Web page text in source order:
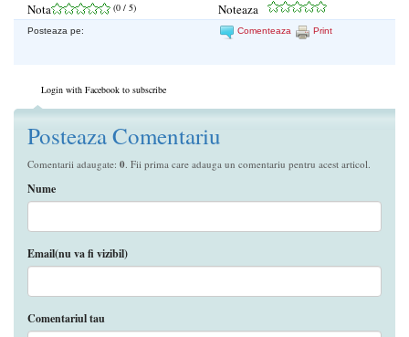
Nota (0 / 5) Noteaza
Posteaza pe: Comenteaza Print
Login with Facebook to subscribe
Posteaza Comentariu
Comentarii adaugate: 0. Fii prima care adauga un comentariu pentru acest articol.
Nume
Email(nu va fi vizibil)
Comentariul tau